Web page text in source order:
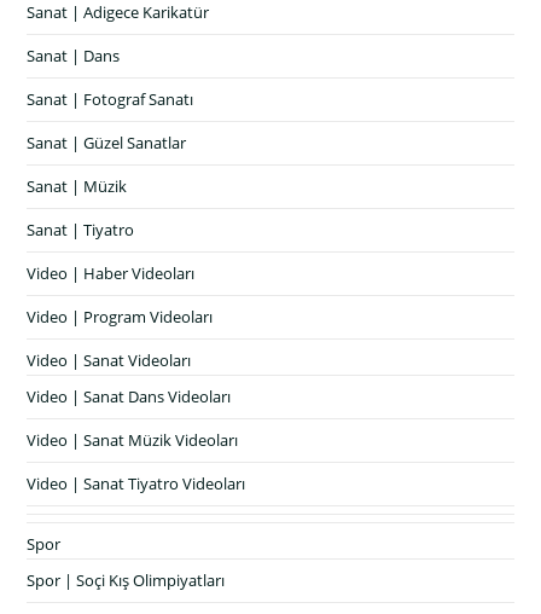
Sanat | Adigece Karikatür
Sanat | Dans
Sanat | Fotograf Sanatı
Sanat | Güzel Sanatlar
Sanat | Müzik
Sanat | Tiyatro
Video | Haber Videoları
Video | Program Videoları
Video | Sanat Videoları
Video | Sanat Dans Videoları
Video | Sanat Müzik Videoları
Video | Sanat Tiyatro Videoları
Spor
Spor | Soçi Kış Olimpiyatları